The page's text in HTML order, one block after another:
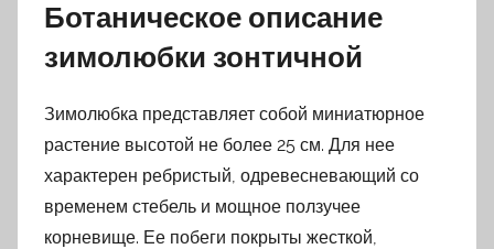
Ботаническое описание
зимолюбки зонтичной
Зимолюбка представляет собой миниатюрное
растение высотой не более 25 см. Для нее
характерен ребристый, одревесневающий со
временем стебель и мощное ползучее
корневище. Ее побеги покрыты жесткой,